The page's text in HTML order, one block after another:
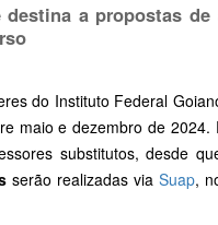
destina a propostas
do Instituto Federal
maio e dezembro de
substitutos, desde
serão realizadas viaSuap,